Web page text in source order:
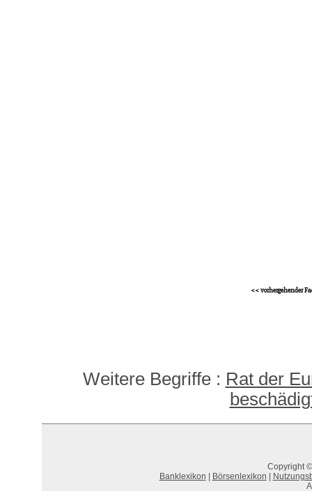
<< vorhergehender
Weitere Begriffe : Rat der
Copyright
Banklexikon
Börsenlexikon